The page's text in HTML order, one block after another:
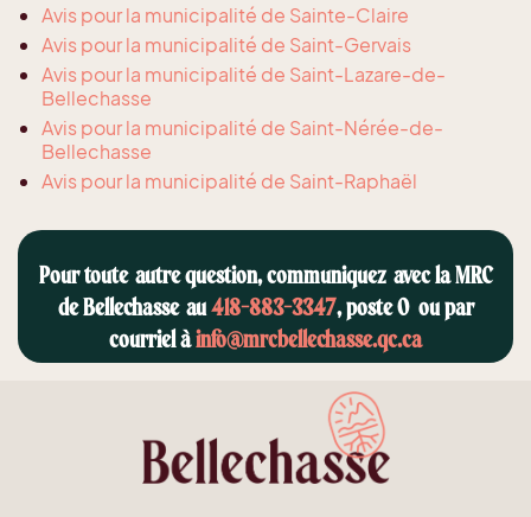
Avis pour la municipalité de Sainte-Claire
Avis pour la municipalité de Saint-Gervais
Avis pour la municipalité de Saint-Lazare-de-
Bellechasse
Avis pour la municipalité de Saint-Nérée-de-
Bellechasse
Avis pour la municipalité de Saint-Raphaël
Pour toute autre question, communiquez avec la MRC
de Bellechasse au418-883-3347, poste 0 ou par
courriel àinfo@mrcbellechasse.qc.ca